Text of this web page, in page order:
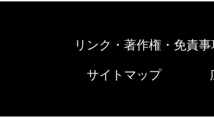
リンク・著作権・免責事
サイトマップ